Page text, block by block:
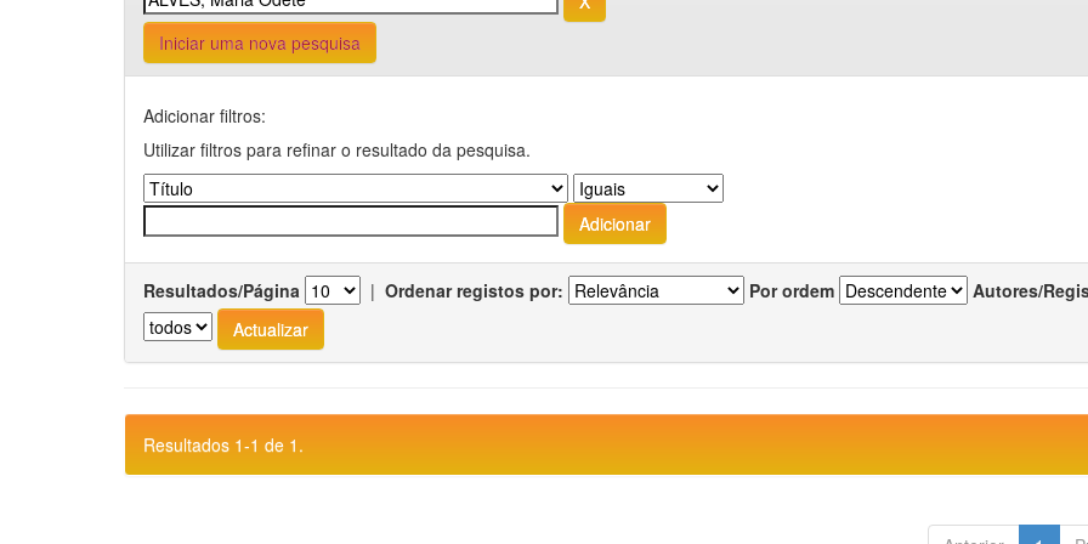
Iniciar uma nova pesquisa
Adicionar filtros:
Utilizar filtros para refinar o resultado da pesquisa.
Resultados/Página | Ordenar registos por: Por ordem Autores/
Resultados 1-1 de 1.